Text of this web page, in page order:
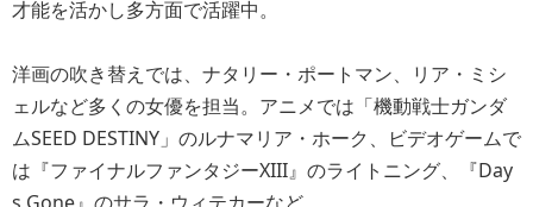
才能を活かし多方面で活躍中。
洋画の吹き替えでは、ナタリー・ポートマン、リア・ミシ
ェルなど多くの女優を担当。アニメでは「機動戦士ガンダ
ムSEED DESTINY」のルナマリア・ホーク、ビデオゲームで
は『ファイナルファンタジーXIII』のライトニング、『Day
s Gone』のサラ・ウィテカーなど。